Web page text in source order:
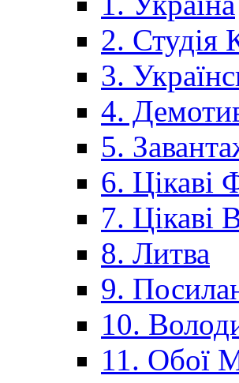
2. Студія
3.
4.
5.
6. Цікаві
7. Цікаві
8. Литва
9.
10.
11. Обої